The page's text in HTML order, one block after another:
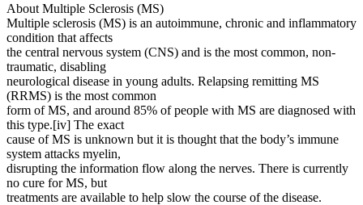
About Multiple Sclerosis (MS)
Multiple sclerosis (MS) is an autoimmune, chronic and inflammatory
condition that affects
the central nervous system (CNS) and is the most common, non-
traumatic, disabling
neurological disease in young adults. Relapsing remitting MS
(RRMS) is the most common
form of MS, and around 85% of people with MS are diagnosed with
this type.[iv] The exact
cause of MS is unknown but it is thought that the body’s immune
system attacks myelin,
disrupting the information flow along the nerves. There is currently
no cure for MS, but
treatments are available to help slow the course of the disease.